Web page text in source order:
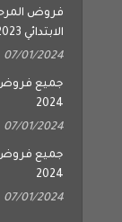
فروض
الابتدائي 2023-2024
07/01/2024
2024
07/01/2024
2024
07/01/2024